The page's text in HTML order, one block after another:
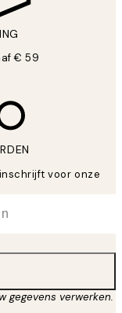
€ 59
voor onze
gegevens verwerken.